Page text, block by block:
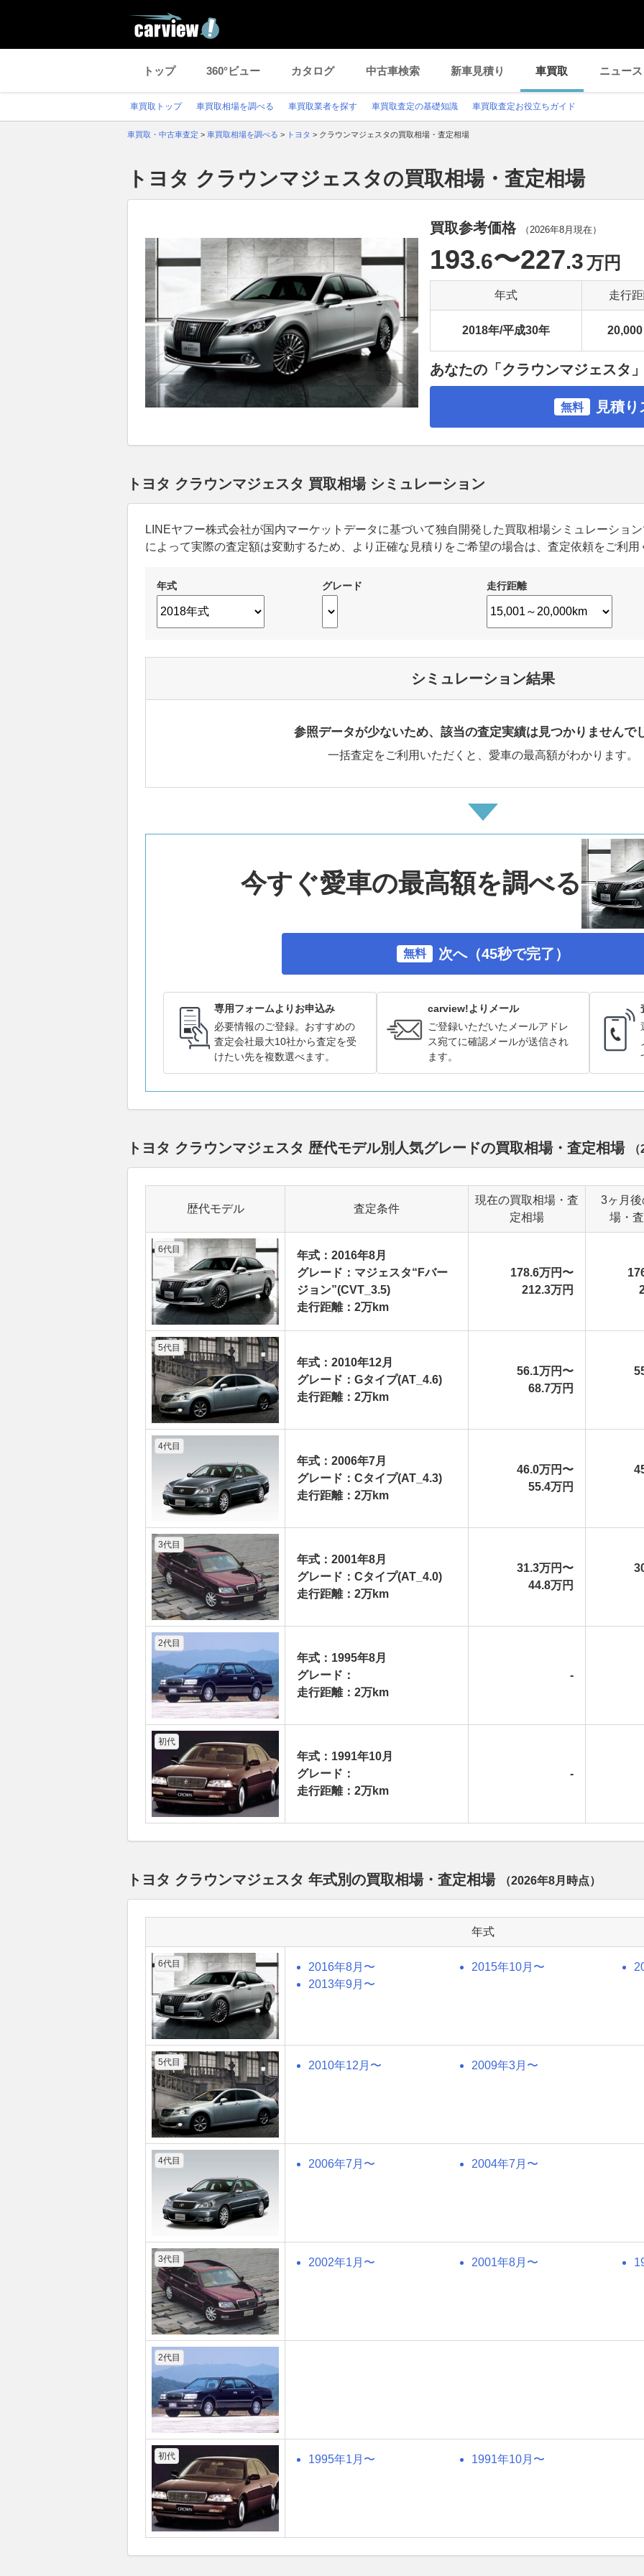
トップ 360°ビュー カタログ 中古車検索 新車見積り 車買取 ニュース
車買取トップ 車買取相場を調べる 車買取業者を探す 車買取査定の基礎知識 車買取査定お役立ちガイド
車買取・中古車査定 > 車買取相場を調べる > トヨタ > クラウンマジェスタの買取相場・査定相場
トヨタ クラウンマジェスタの買取相場・査定相場
買取参考価格 （2026年8月 現在）
193.6〜227.3万円
年式 走行
2018年/平成30年 20,000
あなたの「クラウンマジェスタ
無料 見積
トヨタ クラウンマジェスタ 買取相場 シミュレーション
LINEヤフー株式会社が国内マーケットデータに基づいて独自開発した買取相場シミュレーショ
によって実際の査定額は変動するため、より正確な見積りをご希望の場合は、査定依頼をご利用
年式 グレード 走行距離
シミュレーション結果
参照データが少ないため、該当の査定実績は見つかりませんで
一括査定をご利用いただくと、愛車の最高額がわかります。
今すぐ愛車の最高額を調べる
無料 次へ（45秒で完了）
専用フォームよりお申込み
必要情報のご登録。おすすめの
査定会社最大10社から査定を受
けたい先を複数選べます。
carview!よりメール
ご登録いただいたメールアドレ
ス宛てに確認メールが送信され
ます。
トヨタ クラウンマジェスタ 歴代モデル別人気グレードの買取相場・査定相場 （
歴代モデル 査定条件
現在の買取相場・査
定相場
3ヶ月
場・
6代目
年式：2016年8月
グレード：マジェスタ“Fバー
ジョン”(CVT_3.5)
走行距離：2万km
178.6万円〜
212.3万円
5代目
年式：2010年12月
グレード：Gタイプ(AT_4.6)
走行距離：2万km
56.1万円〜
68.7万円
4代目
年式：2006年7月
グレード：Cタイプ(AT_4.3)
走行距離：2万km
46.0万円〜
55.4万円
3代目
年式：2001年8月
グレード：Cタイプ(AT_4.0)
走行距離：2万km
31.3万円〜
44.8万円
2代目
年式：1995年8月
グレード：
走行距離：2万km
-
初代
年式：1991年10月
グレード：
走行距離：2万km
-
トヨタ クラウンマジェスタ 年式別の買取相場・査定相場 （2026年8月 時点）
年式
6代目 2016年8月〜 2015年10月〜
2013年9月〜
5代目 2010年12月〜 2009年3月〜
4代目 2006年7月〜 2004年7月〜
3代目 2002年1月〜 2001年8月〜
2代目
初代 1995年1月〜 1991年10月〜